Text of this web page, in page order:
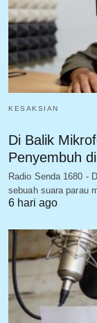
KESAKSIAN
Di Balik
Penyembuh
Radio Senda 1680 -
sebuah suara parau
6 hari ago